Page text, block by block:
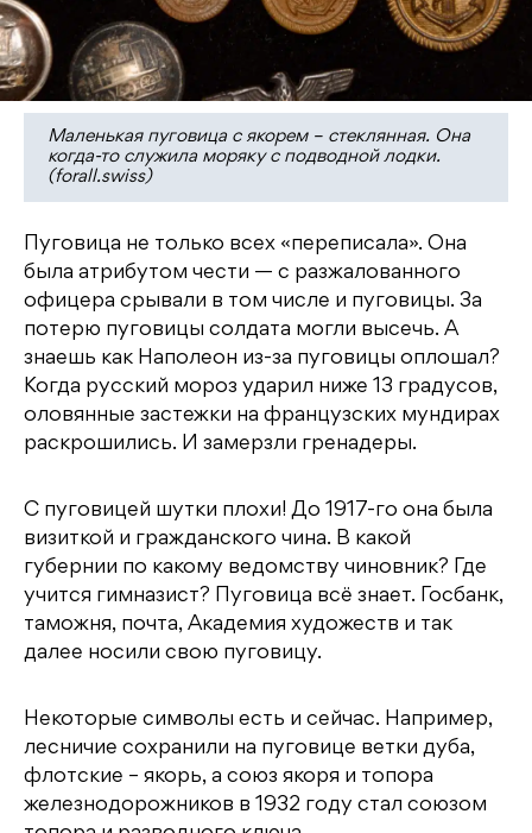
Маленькая пуговица с якорем – стеклянная. Она
когда-то служила моряку с подводной лодки.
(forall.swiss)
Пуговица не только всех «переписала». Она
была атрибутом чести — с разжалованного
офицера срывали в том числе и пуговицы. За
потерю пуговицы солдата могли высечь. А
знаешь как Наполеон из-за пуговицы оплошал?
Когда русский мороз ударил ниже 13 градусов,
оловянные застежки на французских мундирах
раскрошились. И замерзли гренадеры.
С пуговицей шутки плохи! До 1917-го она была
визиткой и гражданского чина. В какой
губернии по какому ведомству чиновник? Где
учится гимназист? Пуговица всё знает. Госбанк,
таможня, почта, Академия художеств и так
далее носили свою пуговицу.
Некоторые символы есть и сейчас. Например,
лесничие сохранили на пуговице ветки дуба,
флотские – якорь, а союз якоря и топора
железнодорожников в 1932 году стал союзом